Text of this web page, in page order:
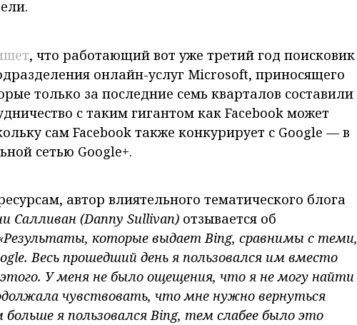
, что работающий вот уже третий год поисковик
онлайн-услуг Microsoft, приносящего
только за последние семь кварталов составили
с таким гигантом как Facebook может
сам Facebook также конкурирует с Google — в
сетью Google+.
автор влиятельного тематического блога
Салливан (Danny Sullivan) отзывается об
которые выдает Bing, сравнимы с теми,
. Весь прошедший день я пользовался им вместо
У меня не было ощещения, что я не могу найти
чувствовать, что мне нужно вернуться
больше я пользовался Bing, тем слабее было это